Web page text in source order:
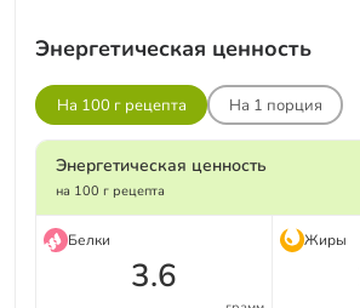
Энергетическая ценность
На 100 г рецепта На 1 порция
Энергетическая ценность
на 100 г рецепта
Белки
3.6
Жиры